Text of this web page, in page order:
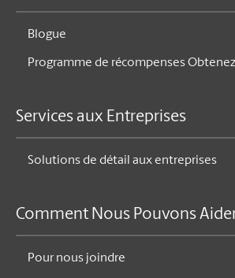
Blogue
Programme de récompenses
Services aux Entreprises
Solutions de détail aux entreprises
Comment Nous Pouvons
Pour nous joindre